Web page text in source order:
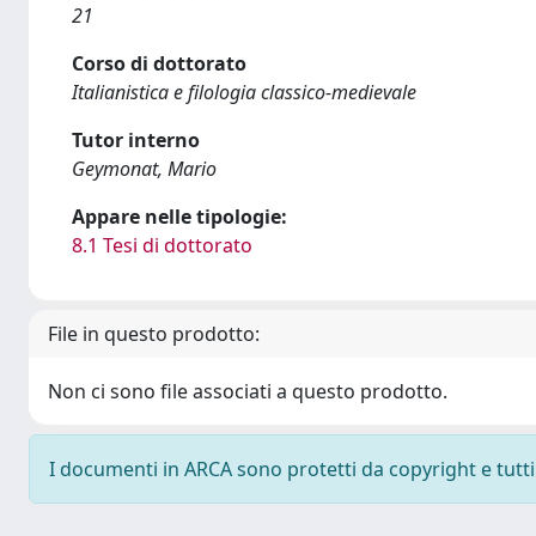
21
Corso di dottorato
Italianistica e filologia classico-medievale
Tutor interno
Geymonat, Mario
Appare nelle tipologie:
8.1 Tesi di dottorato
File in questo prodotto:
Non ci sono file associati a questo prodotto.
I documenti in ARCA sono protetti da copyright e